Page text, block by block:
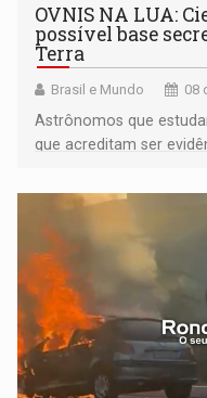
OVNIS NA LUA:
possível base
Terra
Brasil e Mundo 08
Astrônomos que
que acreditam ser
órbita